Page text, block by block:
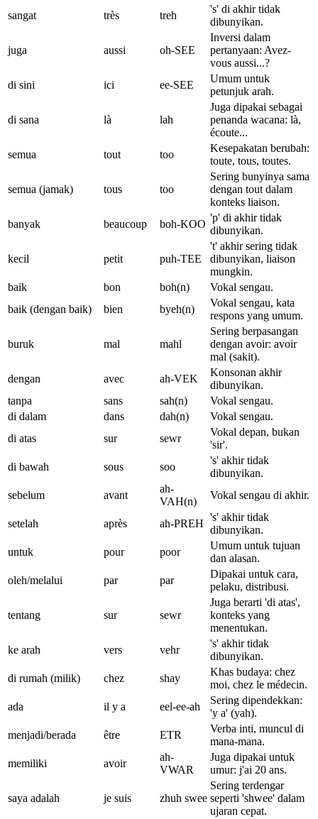
sangat
très treh
's' di akhir tidak
dibunyikan.
juga aussi oh-SEE
Inversi dalam
pertanyaan: Avez-
vous aussi...?
di sini
ici ee-SEE
Umum untuk
petunjuk arah.
di sana là lah
Juga dipakai sebagai
penanda wacana: là,
écoute...
semua
tout too
Kesepakatan berubah:
toute, tous, toutes.
semua (jamak) tous too
Sering bunyinya sama
dengan tout dalam
konteks liaison.
banyak
beaucoup boh-KOO
'p' di akhir tidak
dibunyikan.
kecil petit puh-TEE
't' akhir sering tidak
dibunyikan, liaison
mungkin.
baik
bon boh(n)
Vokal sengau.
baik (dengan baik)
bien byeh(n)
Vokal sengau, kata
respons yang umum.
buruk mal mahl
Sering berpasangan
dengan avoir: avoir
mal (sakit).
dengan
avec ah-VEK
Konsonan akhir
dibunyikan.
tanpa
sans sah(n)
Vokal sengau.
di dalam
dans dah(n)
Vokal sengau.
di atas
sur sewr
Vokal depan, bukan
'sir'.
di bawah
sous soo
's' akhir tidak
dibunyikan.
sebelum
avant
ah-
VAH(n)
Vokal sengau di akhir.
setelah après ah-PREH
's' akhir tidak
dibunyikan.
untuk
pour poor
Umum untuk tujuan
dan alasan.
oleh/melalui
par par
Dipakai untuk cara,
pelaku, distribusi.
tentang sur sewr
Juga berarti 'di atas',
konteks yang
menentukan.
ke arah
vers vehr
's' akhir tidak
dibunyikan.
di rumah (milik)
chez shay
Khas budaya: chez
moi, chez le médecin.
ada
il y a eel-ee-ah
Sering dipendekkan:
'y a' (yah).
menjadi/berada
être ETR
Verba inti, muncul di
mana-mana.
memiliki
avoir
ah-
VWAR
Juga dipakai untuk
umur: j'ai 20 ans.
saya adalah je suis zhuh swee
Sering terdengar
seperti 'shwee' dalam
ujaran cepat.